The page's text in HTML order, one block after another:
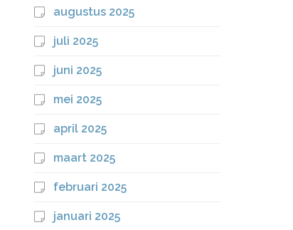
augustus 2025
juli 2025
juni 2025
mei 2025
april 2025
maart 2025
februari 2025
januari 2025